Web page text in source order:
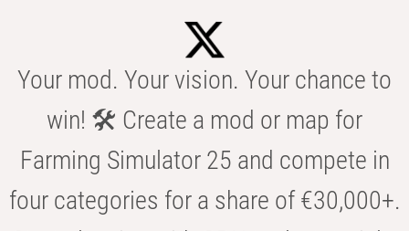
Your mod. Your vision. Your chance to
win! 🛠️ Create a mod or map for
Farming Simulator 25 and compete in
four categories for a share of €30,000+.